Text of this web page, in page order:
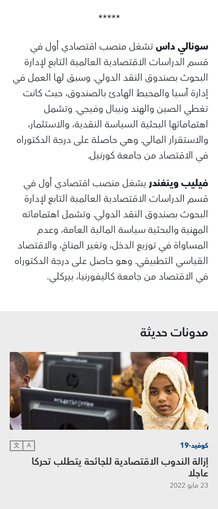
*****
سونالي داستشغل منصب اقتصادي أول في
قسم الدراسات الاقتصادية العالمية التابع لإدارة
البحوث بصندوق النقد الدولي. وسبق لها العمل في
إدارة آسيا والمحيط الهادئ بالصندوق، حيث كانت
تغطي الصين والهند ونيبال وفيجي. وتشمل
اهتماماتها البحثية السياسة النقدية، والاستثمار،
والاستقرار المالي. وهي حاصلة على درجة الدكتوراه
في الاقتصاد من جامعة كورنيل.
فيليب وينغندريشغل منصب اقتصادي أول في
قسم الدراسات الاقتصادية العالمية التابع لإدارة
البحوث بصندوق النقد الدولي. وتشمل اهتماماته
المهنية والبحثية سياسة المالية العامة، وعدم
المساواة في توزيع الدخل، وتغير المناخ، والاقتصاد
القياسي التطبيقي. وهو حاصل على درجة الدكتوراه
في الاقتصاد من جامعة كاليفورنيا، بيركلي.
مدونات حديثة
كوفيد-19 A
文
إزالة الندوب الاقتصادية للجائحة يتطلب تحركا
عاجلا
23 مايو 2022